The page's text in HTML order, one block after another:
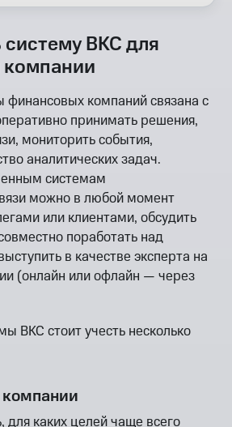
ВКС для
компаний связана с
принимать решения,
мониторить события,
аналитических задач.
системам
можно в любой момент
или клиентами, обсудить
поработать над
в качестве эксперта на
(онлайн или офлайн — через
ВКС стоит учесть несколько
компании
для каких целей чаще всего